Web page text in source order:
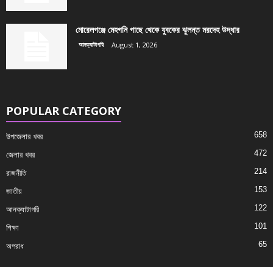
মোরেলগঞ্জে মেহগনি গাছে থেকে যুবকের ঝুলন্ত মরদেহ উদ্ধার
আনক্যাটাগরি August 1, 2026
POPULAR CATEGORY
উপজেলার খবর 658
জেলার খবর 472
রাজনীতি 214
জাতীয় 153
আনক্যাটাগরি 122
শিক্ষা 101
অপরাধ 65